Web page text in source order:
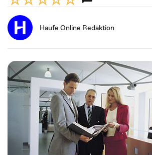
Haufe Online Redaktion